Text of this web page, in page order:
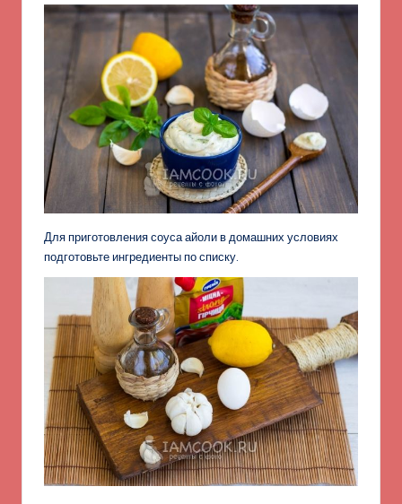
Для приготовления соуса айоли в домашних условиях
подготовьте ингредиенты по списку.